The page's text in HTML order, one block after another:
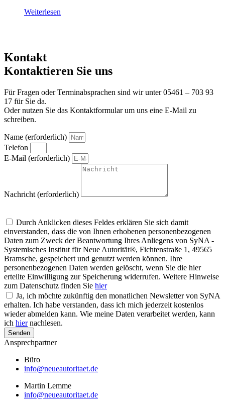
Weiterlesen
Kontakt
Kontaktieren Sie uns
Für Fragen oder Terminabsprachen sind wir unter 05461 – 703 93
17 für Sie da.
Oder nutzen Sie das Kontaktformular um uns eine E-Mail zu
schreiben.
Name (erforderlich)
Telefon
E-Mail (erforderlich)
Nachricht (erforderlich)
Durch Anklicken dieses Feldes erklären Sie sich damit
einverstanden, dass die von Ihnen erhobenen personenbezogenen
Daten zum Zweck der Beantwortung Ihres Anliegens von SyNA -
Systemisches Institut für Neue Autorität®, Fichtenstraße 1, 49565
Bramsche, gespeichert und genutzt werden können. Ihre
personenbezogenen Daten werden gelöscht, wenn Sie die hier
erteilte Einwilligung zur Speicherung widerrufen. Weitere Hinweise
zum Datenschutz finden Sie hier
Ja, ich möchte zukünftig den monatlichen Newsletter von SyNA
erhalten. Ich habe verstanden, dass ich mich jederzeit kostenlos
wieder abmelden kann. Wie meine Daten verarbeitet werden, kann
ich hiernachlesen.
Senden
Ansprechpartner
Büro
info@neueautoritaet.de
Martin Lemme
info@neueautoritaet.de